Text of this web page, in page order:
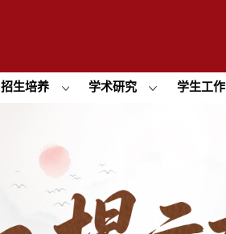
招生培养 学术研究 学生工作